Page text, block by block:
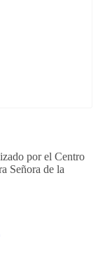
por el Centro
Señora de la